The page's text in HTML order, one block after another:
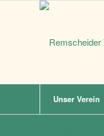
Unser Verein